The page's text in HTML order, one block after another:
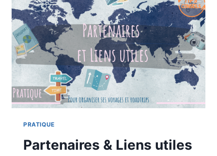
PRATIQUE
Partenaires & Liens utiles